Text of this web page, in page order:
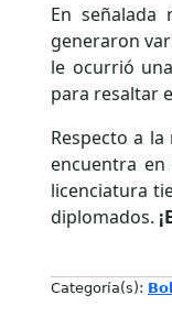
En señalada
generaron
le ocurrió
para resaltar
Respecto a
encuentra
licenciatura
diplomados.
Categoría(s):